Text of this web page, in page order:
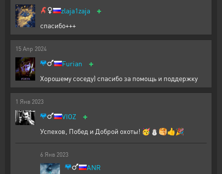
zlaja1zaja +
спасибо+++
15 Апр 2024
Furian +
Хорошему соседу) спасибо за помощь и поддержку
1 Янв 2023
VIOZ +
Успехов, Побед и Доброй охоты! 🥳⛄🥞👍🎉
6 Янв 2023
ANR